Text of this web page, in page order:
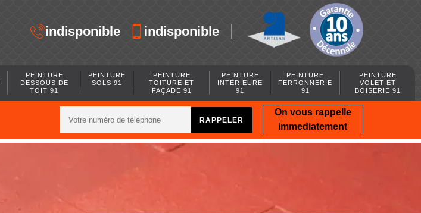
indisponible indisponible
PEINTURE
DESSOUS DE
TOIT 91
PEINTURE
SOLS 91
PEINTURE
TOITURE ET
FAÇADE 91
PEINTURE
INTÉRIEURE
91
PEINTURE
FERRONNERIE
91
PEINTURE
VOLET ET
BOISERIE 91
On vous rappelle
immediatement